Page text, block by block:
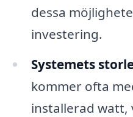
dessa
investering.
Systemets
kommer ofta
installerad watt,